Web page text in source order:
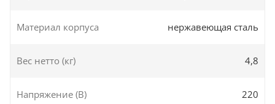
Материал корпуса нержавеющая сталь
Вес нетто (кг) 4,8
Напряжение (В) 220